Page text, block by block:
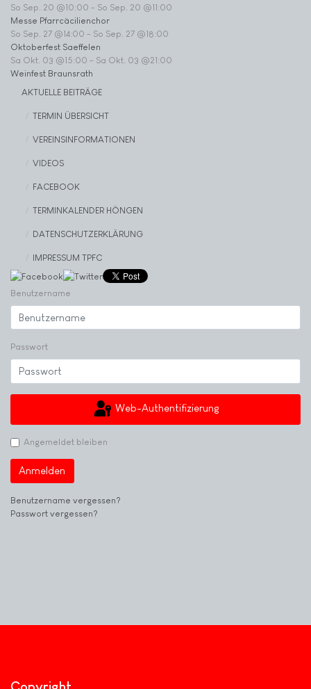
So Sep. 20 @10:00 - So Sep. 20 @11:00
Messe Pfarrcäcilienchor
So Sep. 27 @14:00 - So Sep. 27 @18:00
Oktoberfest Saeffelen
Sa Okt. 03 @15:00 - Sa Okt. 03 @21:00
Weinfest Braunsrath
AKTUELLE BEITRÄGE
TERMIN ÜBERSICHT
VEREINSINFORMATIONEN
VIDEOS
FACEBOOK
TERMINKALENDER HÖNGEN
DATENSCHUTZERKLÄRUNG
IMPRESSUM TPFC
Benutzername
Passwort
Web-Authentifizierung
Angemeldet bleiben
Anmelden
Benutzername vergessen?
Passwort vergessen?